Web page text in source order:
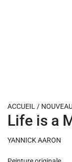
ACCUEIL /
Life is a
YANNICK AARON